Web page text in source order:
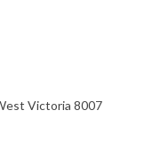
Victoria 8007